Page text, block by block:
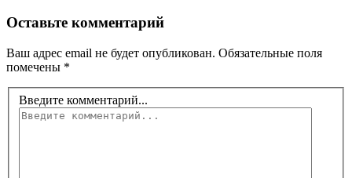
Оставьте комментарий
Ваш адрес email не будет опубликован. Обязательные поля
помечены *
Введите комментарий...